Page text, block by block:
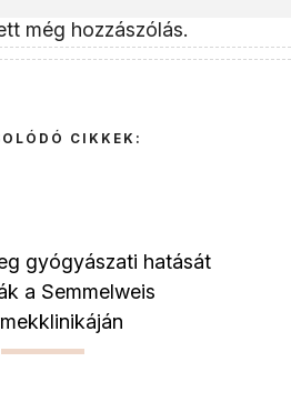
még hozzászólás.
CIKKEK:
gyógyászati hatását
a Semmelweis